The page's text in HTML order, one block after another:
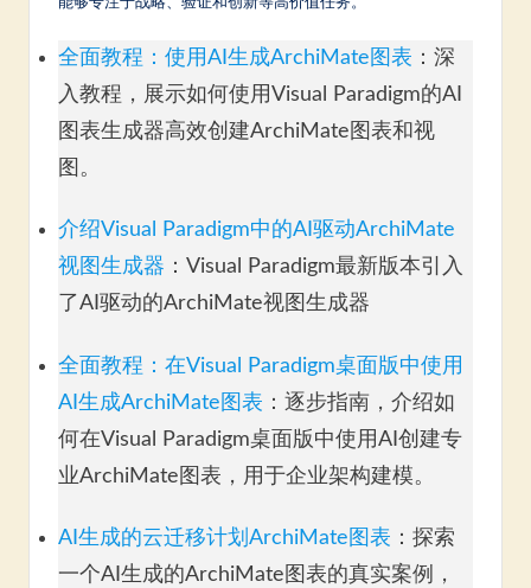
全面教程：使用AI生成ArchiMate图表 ：深
入教程，展示如何使用Visual Paradigm的AI
图表生成器高效创建ArchiMate图表和视
图。
介绍Visual Paradigm中的AI驱动ArchiMate
视图生成器 ：Visual Paradigm最新版本引入
了AI驱动的ArchiMate视图生成器
全面教程：在Visual Paradigm桌面版中使用
AI生成ArchiMate图表 ：逐步指南，介绍如
何在Visual Paradigm桌面版中使用AI创建专
业ArchiMate图表，用于企业架构建模。
AI生成的云迁移计划ArchiMate图表 ：探索
一个AI生成的ArchiMate图表的真实案例，